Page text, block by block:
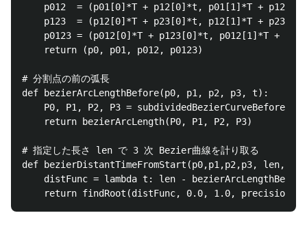
p012  = (p01[0]*T + p12[0]*t, p01[1]*T +
p123  = (p12[0]*T + p23[0]*t, p12[1]*T +
p0123 = (p012[0]*T + p123[0]*t, p012[1]*T +
    return (p0, p01, p012, p0123)
# 分割点の前の弧長
def bezierArcLengthBefore(p0, p1, p2, p3, t):
P0, P1, P2, P3 =
    return bezierArcLength(P0, P1, P2, P3)
# 指定した長さ len で 3 次 Bezier曲線を計り取る
def bezierDistantTimeFromStart(p0,p1,p2,p3, len,
distFunc = lambda t: len -